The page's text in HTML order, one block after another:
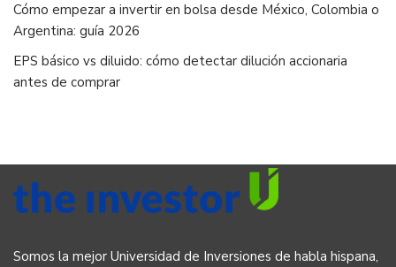
Cómo empezar a invertir en bolsa desde México, Colombia o
Argentina: guía 2026
EPS básico vs diluido: cómo detectar dilución accionaria
antes de comprar
Somos la mejor Universidad de Inversiones de habla hispana,